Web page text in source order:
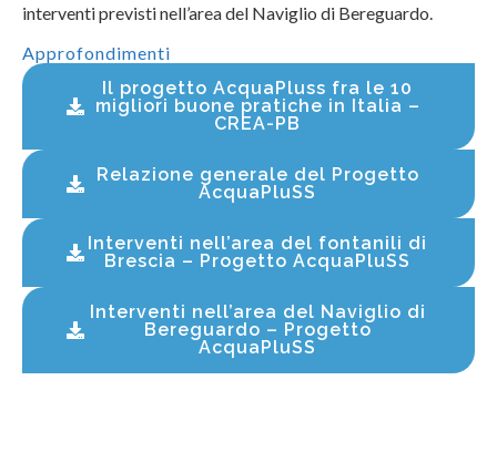
interventi previsti nell’area del Naviglio di Bereguardo.
Approfondimenti
Il progetto AcquaPluss fra le 10
migliori buone pratiche in Italia –
CREA-PB
Relazione generale del Progetto
AcquaPluSS
Interventi nell’area del fontanili di
Brescia – Progetto AcquaPluSS
Interventi nell’area del Naviglio di
Bereguardo – Progetto
AcquaPluSS